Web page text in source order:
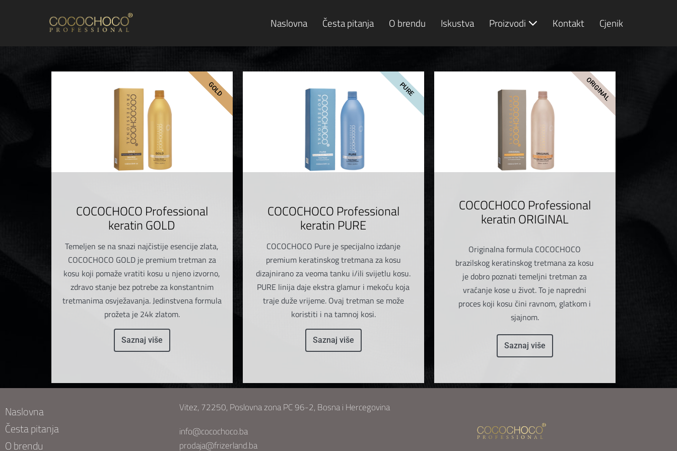
Naslovna Česta pitanja O brendu Iskustva Proizvodi Kontakt Cjenik
COCOCHOCO Professional
keratin GOLD
Temeljen se na snazi najčistije esencije zlata,
COCOCHOCO GOLD je premium tretman za
kosu koji pomaže vratiti kosu u njeno izvorno,
zdravo stanje bez potrebe za konstantnim
tretmanima osvježavanja. Jedinstvena formula
prožeta je 24k zlatom.
Saznaj više
GOLD
COCOCHOCO Professional
keratin PURE
COCOCHOCO Pure je specijalno izdanje
premium keratinskog tretmana za kosu
dizajnirano za veoma tanku i/ili svijetlu kosu.
PURE linija daje ekstra glamur i mekoću koja
traje duže vrijeme. Ovaj tretman se može
koristiti i na tamnoj kosi.
Saznaj više
PURE
COCOCHOCO Professional
keratin ORIGINAL
Originalna formula COCOCHOCO
brazilskog keratinskog tretmana za kosu
je dobro poznati temeljni tretman za
vraćanje kose u život. To je napredni
proces koji kosu čini ravnom, glatkom i
sjajnom.
Saznaj više
ORIGINAL
Naslovna
Česta pitanja
O brendu
Vitez, 72250, Poslovna zona PC 96-2, Bosna i Hercegovina
info@cocochoco.ba
prodaja@frizerland.ba